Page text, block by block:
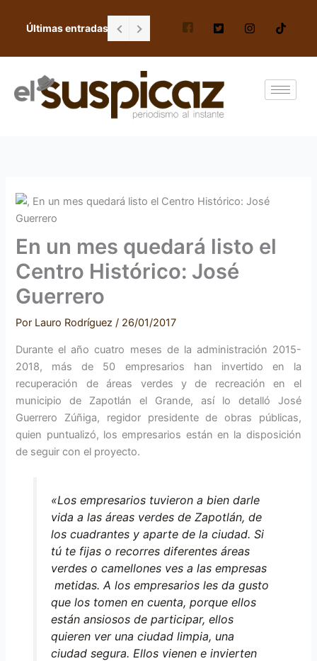
Últimas entradas FGR no resguardó cabaña donde halló
En un mes quedará listo el
Centro Histórico: José
Guerrero
Por Lauro Rodríguez/ 26/01/2017
Durante el año cuatro meses de la administración 2015-
2018, más de 50 empresarios han invertido en la
recuperación de áreas verdes y de recreación en el
municipio de Zapotlán el Grande, así lo detalló José
Guerrero Zúñiga, regidor presidente de obras públicas,
quien puntualizó, los empresarios están en la disposición
de seguir con el proyecto.
«Los empresarios tuvieron a bien darle
vida a las áreas verdes de Zapotlán, de
los cuadrantes y aparte de la ciudad. Si
tú te fijas o recorres diferentes áreas
verdes o camellones ves a las empresas
metidas. A los empresarios les da gusto
que los tomen en cuenta, porque ellos
están ansiosos de participar, ellos
quieren ver una ciudad limpia, una
ciudad segura. Ellos vienen e invierten